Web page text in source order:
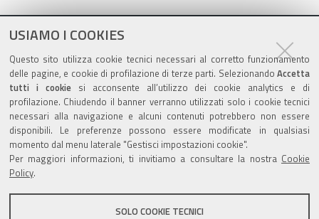
USIAMO I COOKIES
Questo sito utilizza cookie tecnici necessari al corretto funzionamento
delle pagine, e cookie di profilazione di terze parti. Selezionando Accetta
tutti i cookiesi acconsente all’utilizzo dei cookie analytics e di
profilazione. Chiudendo il banner verranno utilizzati solo i cookie tecnici
necessari alla navigazione e alcuni contenuti potrebbero non essere
disponibili. Le preferenze possono essere modificate in qualsiasi
momento dal menu laterale "Gestisci impostazioni cookie".
Per maggiori informazioni, ti invitiamo a consultare la nostra Cookie
Policy.
SOLO COOKIE TECNICI
Contatti
Azienda Unità Sanitaria Locale di Ferrara
via Cassoli, 30 - 44121 FERRARA
C.F e P.IVA 01295960387